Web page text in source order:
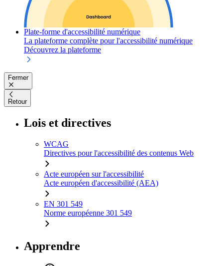
Plate-forme d'accessibilité numérique
La plateforme complète pour l'accessibilité numérique
Découvrez la plateforme
Fermer
Retour
Lois et directives
WCAG
Directives pour l'accessibilité des contenus Web
Acte européen sur l'accessibilité
Acte européen d'accessibilité (AEA)
EN 301 549
Norme européenne 301 549
Apprendre